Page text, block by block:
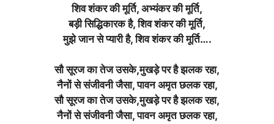
शिव शंकर की मूर्ति, अभ्यंकर की मूर्ति,
बड़ी सिद्धिकारक है, शिव शंकर की मूर्ति,
मुझे जान से प्यारी है, शिव शंकर की मूर्ति….
सौ सूरज का तेज उसके,मुखड़े पर है झलक रहा,
नैनों से संजीवनी जैसा, पावन अमृत छलक रहा,
सौ सूरज का तेज उसके,मुखड़े पर है झलक रहा,
नैनों से संजीवनी जैसा, पावन अमृत छलक रहा,